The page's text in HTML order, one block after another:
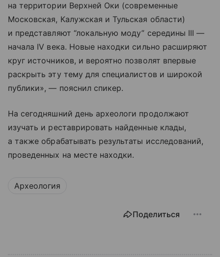
на территории Верхней Оки (современные
Московская, Калужская и Тульская области)
и представляют “локальную моду” середины III —
начала IV века. Новые находки сильно расширяют
круг источников, и вероятно позволят впервые
раскрыть эту тему для специалистов и широкой
публики», — пояснил спикер.
На сегодняшний день археологи продолжают
изучать и реставрировать найденные клады,
а также обрабатывать результаты исследований,
проведенных на месте находки.
Археология
Поделиться